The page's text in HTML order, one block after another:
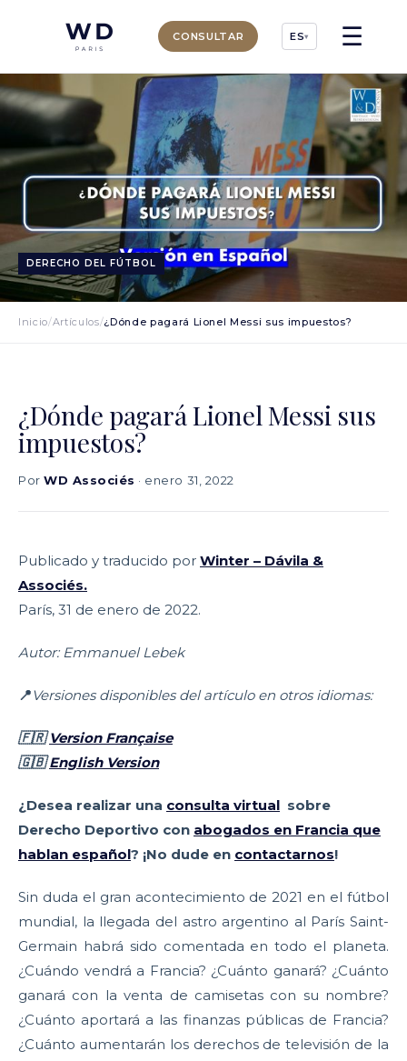
CONSULTAR ES▾ ☰
DERECHO DEL FÚTBOL
Inicio/Artículos/¿Dónde pagará Lionel Messi sus impuestos?
¿Dónde pagará Lionel Messi sus
impuestos?
PorWD Associés · enero 31, 2022
Publicado y traducido por Winter – Dávila &
Associés.
París, 31 de enero de 2022.
Autor: Emmanuel Lebek
📍Versiones disponibles del artículo en otros idiomas:
🇫🇷Version Française
🇬🇧English Version
¿Desea realizar una consulta virtual sobre
Derecho Deportivo con abogados en Francia que
hablan español? ¡No dude en contactarnos!
Sin duda el gran acontecimiento de 2021 en el fútbol
mundial, la llegada del astro argentino al París Saint-
Germain habrá sido comentada en todo el planeta.
¿Cuándo vendrá a Francia? ¿Cuánto ganará? ¿Cuánto
ganará con la venta de camisetas con su nombre?
¿Cuánto aportará a las finanzas públicas de Francia?
¿Cuánto aumentarán los derechos de televisión de la